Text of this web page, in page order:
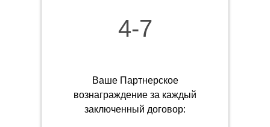
Ваше Партнерское
вознаграждение за каждый
заключенный договор:
4-7